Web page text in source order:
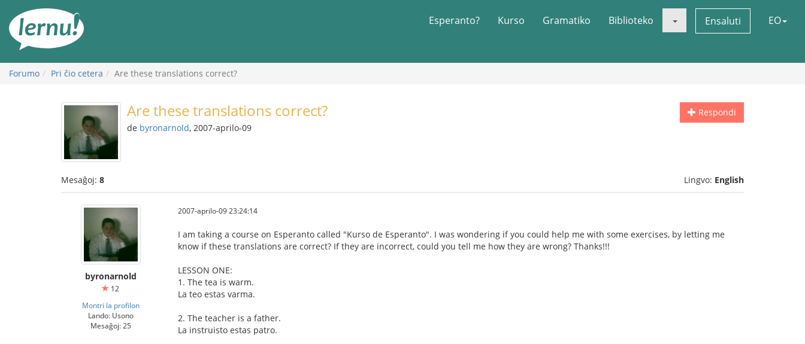
enhavo
Esperanto? Kurso Gramatiko Biblioteko Ensaluti EO
Forumo Pri ĉio cetera Are these translations correct?
Respondi
Are these translations correct?
de byronarnold, 2007-aprilo-09
Mesaĝoj: 8 Lingvo: English
byronarnold
12
Montri la profilon
Lando: Usono
Mesaĝoj: 25
2007-aprilo-09 23:24:14
I am taking a course on Esperanto called "Kurso de Esperanto". I was wondering if you could help me with some exercises, by letting me
know if these translations are correct? If they are incorrect, could you tell me how they are wrong? Thanks!!!
LESSON ONE:
1. The tea is warm.
La teo estas varma.
2. The teacher is a father.
La instruisto estas patro.